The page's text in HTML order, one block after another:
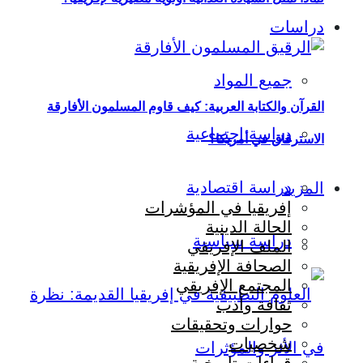
دراسات
جميع المواد
دراسة اجتماعية
دراسة اقتصادية
دراسة سياسية
القرآن والكتابة العربية: كيف قاوم المسلمون الأفارقة
الاسترقاق في أمريكا؟
المزيد
إفريقيا في المؤشرات
الحالة الدينية
الملف الإفريقي
الصحافة الإفريقية
المجتمع الإفريقي
ثقافة وأدب
حوارات وتحقيقات
شخصيات